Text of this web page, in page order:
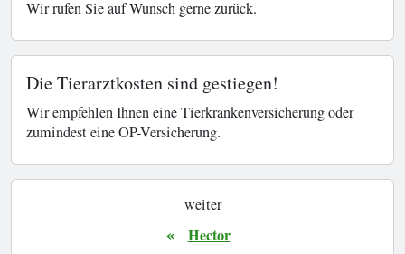
Wir rufen Sie auf Wunsch gerne zurück.
Die Tierarztkosten sind gestiegen!
Wir empfehlen Ihnen eine Tierkrankenversicherung oder
zumindest eine OP-Versicherung.
weiter
« Hector